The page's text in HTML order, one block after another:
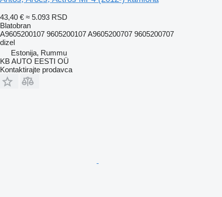
43,40 € ≈ 5.093 RSD
Blatobran
A9605200107 9605200107 A9605200707 9605200707
dizel
Estonija, Rummu
KB AUTO EESTI OÜ
Kontaktirajte prodavca